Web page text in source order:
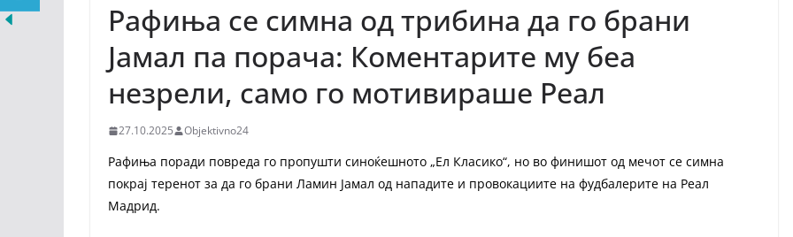
Рафиња се симна од трибина да го брани
Јамал па порача: Коментарите му беа
незрели, само го мотивираше Реал
27.10.2025 Objektivno24
Рафиња поради повреда го пропушти синоќешното „Ел Класико“, но во финишот од мечот се симна
покрај теренот за да го брани Ламин Јамал од нападите и провокациите на фудбалерите на Реал
Мадрид.